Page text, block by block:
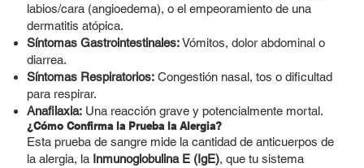
labios/cara (angioedema), o el empeoramiento de una
dermatitis atópica.
Síntomas Gastrointestinales:Vómitos, dolor abdominal o
diarrea.
Síntomas Respiratorios:Congestión nasal, tos o dificultad
para respirar.
Anafilaxia:Una reacción grave y potencialmente mortal.
¿Cómo Confirma la Prueba la Alergia?
Esta prueba de sangre mide la cantidad de anticuerpos de
la alergia, la Inmunoglobulina E (IgE), que tu sistema